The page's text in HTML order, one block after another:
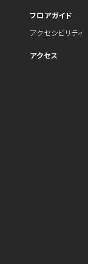
フロアガイド
アクセシビリティ
アクセス